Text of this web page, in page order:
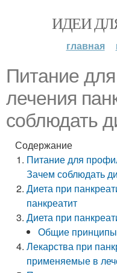
ИДЕИ
главная
Питание
лечения
соблюдать
Содержание
Питание для
Зачем соблюдать
Диета при
панкреатит
Диета при
Общие принципы
Лекарства при
применяемые в